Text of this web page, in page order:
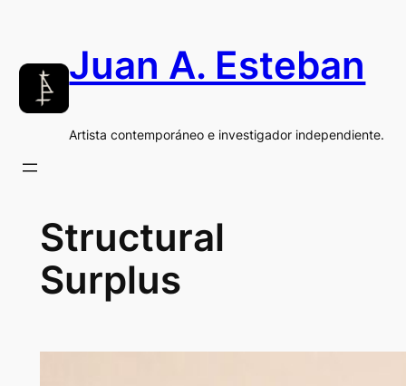
Juan A. Esteban
Artista contemporáneo e investigador independiente.
Structural
Surplus